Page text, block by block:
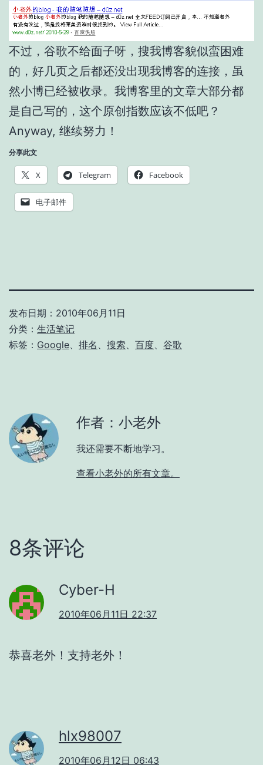
不过，谷歌不给面子呀，搜我博客貌似蛮困难
的，好几页之后都还没出现我博客的连接，虽
然小博已经被收录。我博客里的文章大部分都
是自己写的，这个原创指数应该不低吧？
Anyway, 继续努力！
分享此文
X Telegram Facebook
电子邮件
发布日期： 2010年06月11日
分类： 生活笔记
标签： Google、 排名 、 搜索、 百度、 谷歌
作者：小老外
我还需要不断地学习。
查看小老外的所有文章。
8条评论
Cyber-H
2010年06月11日 22:37
恭喜老外！支持老外！
hlx98007
2010年06月12日 06:43